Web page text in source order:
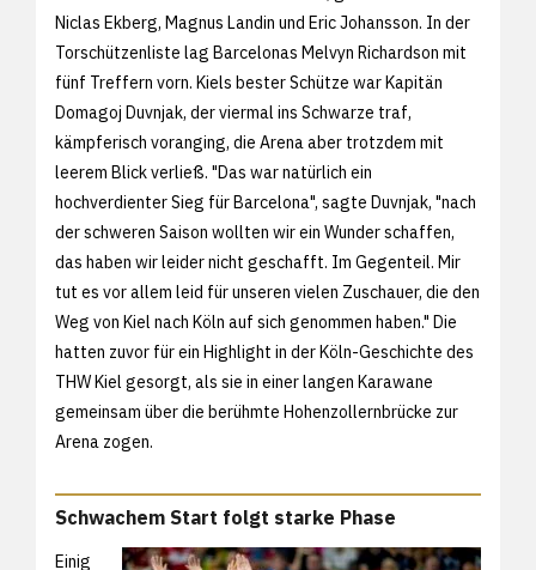
Niclas Ekberg, Magnus Landin und Eric Johansson. In der
Torschützenliste lag Barcelonas Melvyn Richardson mit
fünf Treffern vorn. Kiels bester Schütze war Kapitän
Domagoj Duvnjak, der viermal ins Schwarze traf,
kämpferisch voranging, die Arena aber trotzdem mit
leerem Blick verließ. "Das war natürlich ein
hochverdienter Sieg für Barcelona", sagte Duvnjak, "nach
der schweren Saison wollten wir ein Wunder schaffen,
das haben wir leider nicht geschafft. Im Gegenteil. Mir
tut es vor allem leid für unseren vielen Zuschauer, die den
Weg von Kiel nach Köln auf sich genommen haben." Die
hatten zuvor für ein Highlight in der Köln-Geschichte des
THW Kiel gesorgt, als sie in einer langen Karawane
gemeinsam über die berühmte Hohenzollernbrücke zur
Arena zogen.
Schwachem Start folgt starke Phase
Einig